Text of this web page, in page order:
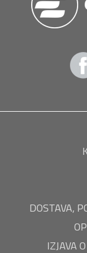
DOSTAVA,
IZJAVA